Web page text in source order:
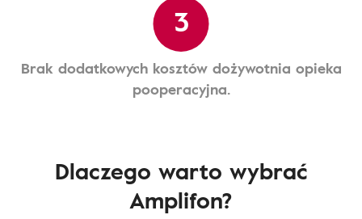
3
Brak dodatkowych kosztów dożywotnia opieka
pooperacyjna.
Dlaczego warto wybrać
Amplifon?